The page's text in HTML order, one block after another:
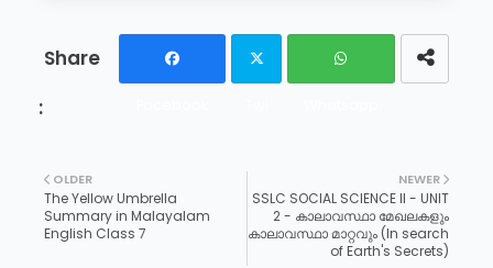
NEWER
SSLC SOCIAL SCIENCE II - UNIT
2 - കാലാവസ്ഥാ മേഖലകളും
കാലാവസ്ഥാ മാറ്റവും (In search
of Earth's Secrets)
OLDER
The Yellow Umbrella
Summary in Malayalam
English Class 7